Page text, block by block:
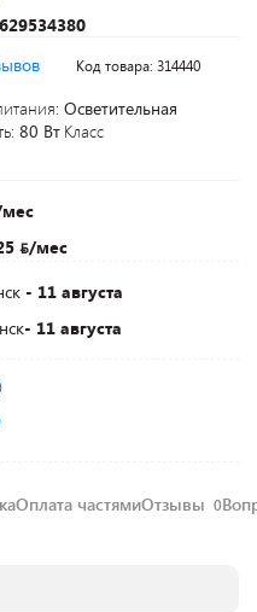
Код товара: 314440
Осветительная
80 Вт Класс
/мес
- 11 августа
- 11 августа
Оплата частямиОтзывы 0